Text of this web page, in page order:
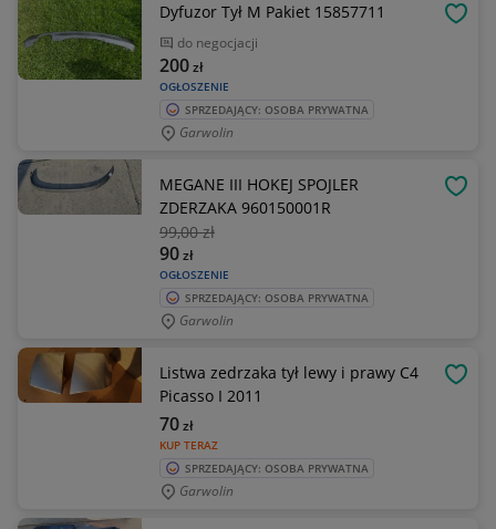
Dyfuzor Tył M Pakiet 15857711
do negocjacji
OGŁOSZENIE
200zł
SPRZEDAJĄCY: OSOBA PRYWATNA
Garwolin
MEGANE III HOKEJ SPOJLER
ZDERZAKA 960150001R
99,00 zł
OGŁOSZENIE
90zł
SPRZEDAJĄCY: OSOBA PRYWATNA
Garwolin
Listwa zedrzaka tył lewy i prawy C4
Picasso I 2011
KUP TERAZ
70zł
SPRZEDAJĄCY: OSOBA PRYWATNA
Garwolin